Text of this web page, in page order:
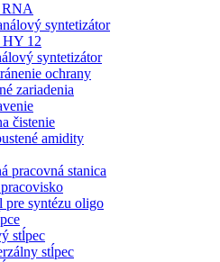
RNA
syntetizátor
HY 12
syntetizátor
ochrany
zariadenia
čistenie
amidity
pracovná stanica
pre syntézu oligo
stĺpec
stĺpec